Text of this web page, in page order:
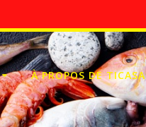
À PROPOS DE TICASA